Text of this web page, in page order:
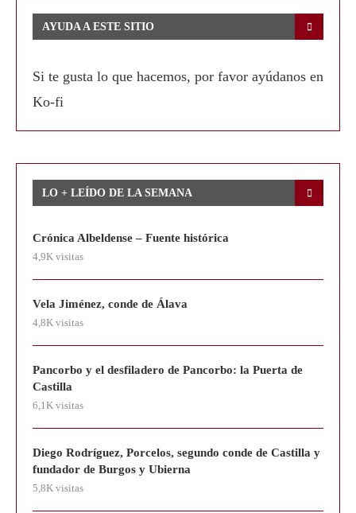
AYUDA A ESTE SITIO
Si te gusta lo que hacemos, por favor ayúdanos en
Ko-fi
LO + LEÍDO DE LA SEMANA
Crónica Albeldense – Fuente histórica
4,9K visitas
Vela Jiménez, conde de Álava
4,8K visitas
Pancorbo y el desfiladero de Pancorbo: la Puerta de
Castilla
6,1K visitas
Diego Rodríguez, Porcelos, segundo conde de Castilla y
fundador de Burgos y Ubierna
5,8K visitas